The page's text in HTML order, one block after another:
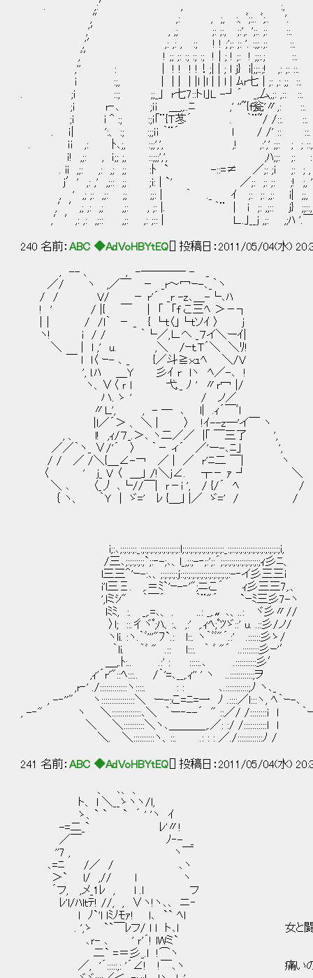
. ,:′ , :,
,″ ,: , ;, :、ﾞ;:.. ﾞ;.. '.
,'′ , ,; ;: ;:, ;:',. ';:. ;: ::.
,'′ ,: ,: , :; ! ! ;';: ;: '. :;;..;: ::.
,ﾞ′ ! ;; ;: :; :; :; ! | ; ! ;: ! ;;:.; ::.
,'' : | ! ! ! !！;| | ; l j} i|;;:.;! ,: ;: ::.
i :;, | | | | |l |l | | l | ﾑr七 | ;: ,: ;; ::.
. ;i ::; ;;_｣ r七7::トl｣L -┘´ _,厶,;: ,:: ::.
;i r‐､ ;ｉｉ ＿,,..ﾆ ,' ''~{f瓮'〃
;i i ^ :; :;ｉ｢¨{Ｔ苳´ . ｀¨~/ /::. ::.
. ｉ| ':、 :; :;;ｉｉ ｀¨´ l / /' :: ::.
. ｉｉ ,: ﾄ､;, :;;',', ,! ,:',' ;;: ; ; ::, ……や
ｉ! ,;: , ｉ;; ;, ::;;;',', ,ﾊ;;: ;:
. ii ,;: ,: ,; ;; :ﾄ ` -::=≠ ／;: ;i ;: ; ,
j′' ,: ,' ,;:: ;; ;i: | `' ／;: ;: ;: ;! ;, ', ::
, ' ,; ;: ,;: ;; ;;: | ｀ ._ ｲ ;: ;: ,;: i| ;;, ',
,′′,; ,: ,; ,;: , ;: |. ｀¨ | ｉ ;: ,;:: j} ;;::, ',
,′′,: ,: ,;:: ,;: ,: ;:: | Ｌ..｣__j ,;: ,;ﾊ '.￣}
240 名前： ABC ◆AdVoHBYtEQ [] 投稿日：2011/05/04(水)
, -- 、 , -―――― - _
／/ ヽ ,／￣ － _r～冖ｰ-､_｀ヽ
/ / V/ － r'´ _r -z､＿-└､ﾊ
! ' / |{ ￣ | 「 「f こ三ﾍ ＞－┐
|｜ / /l｀ － _ { └ｔ〈」└ｔソｲ 〉 j
ヽ! i / / ｀└／,∟ヘ _７イ＼ーｲ|
＼ | l ,' u. ,＼ /ｰｔ.T´＼ ＼ﾘ!
￣ l l〈 ｰ- ､ _ {／斗≧ｘｭﾍ ＼/V
', l.ﾊ ＿Y 彡ｲ r lヽ ﾍ／-､ ! （麻呂さん
ヽ、∨〈 ｒ l 弋._ ﾉ ' 〃ｒ冖 |/
ハ. ゝ ' / ノ／ カナが時間
〃Ｌ', , - ― ､ l| .ｨ´￣ﾞl やらない夫さん
|l／´＞ 、 ＼ | 〉 !ｲ--z―'イ￣ ヽ
, 、 l! ,ｨ/７_.＞､ ヽ二／／ |｢ ￣三了 ',
／／｀ヽ_ ∨/'´ 〉 ｀－ ィ´ ／'ー-､ﾆ｣ ',
/ / ／ /＼{＿∠-￢ ／ | ／ r'ﾆ二 ￣| ヽ
〈 ' j_ V 〈 ＿」 /!＼j∠. ┬－ ｧ ┘ ＼
＼ ､ 〈_丿 ､└//￣| ｒ－i ', / {/´ ﾍ /
｛ ヽ、 ｀Ｙ | ゞ=' ﾚ {＿｣ |／ ゞ=' / /
i;:､;:;:;:;:_:;:;:;:;:;:;:;:;:;:l;:;:;:;:;:;:;:;:;:;:_:;::;:;:;:;:;:;:;:;:;:;:;i,
/三､;:;:;:;:;`;:‐-;､、l_,;:;-‐;:';:´;:;:;:;:;:;:;:;:;:;ｨ彡ﾆ、
l三三＾'ｰ-:､、;:;:;:;:j::;:;:;:;:;:;:;:;:;:;:;:-‐イ彡三三i
i'l三Ξ. ,.＝ﾐ`'ｰ-‐'";ニこ´ ｨ彡三三7,.、
',lミｼ" ｀￣´ ｀¨"´ `ｰﾐ三彡7-ヽ
lﾐﾐ, :. _,.=､、 . ..: _,.〟､、..: ヾ彡〃//
〉l; ::.彳ヾﾟ;ﾊ、:、 ,:' ,.ｨﾍ;ﾟﾂゞ::' u. .::
ヽli. :ヽ.｀ﾞ'''"ﾌ`.: l::. ヽ｀ﾞﾞ"´.:' .::::::彡ゝ/
｀li. ｀ﾞ " .:: l:::. ｀ ﾞ "´ ..::::::::彡ｰ'′
＿,.ﾄ:.. .:' : :::::.､ .::::::::::彡′
,ｨ'´r'"::ﾍ:::.. /｀'=､__,.ｨ'' ' ヽ ..:::::::::::;ヲ
,r‐' ./:::::::::::::ヽ::::. : : ､.:::::::::::;ﾉ ヽ､_
, -‐''" ヽ::::::::::::::::＼ ー-:こ=ﾆ=一 ﾉ .::::／l:::ヽ, ﾍ｀ｰ-､
, -‐" ヽ ＼::::::::::::::､＼ ｀ー‐--´ " ::／/ /::::::::i l ｀
＼ ＼::::::::::＼ヽ､＿＿＿_,.／: :/ /:::::::::::l ｌ
＼. ＼::::::::::ヽ、::. .: : : ／./::::::::::::ﾉ /
241 名前： ABC ◆AdVoHBYtEQ [] 投稿日：2011/05/04(水)
、 ､、 、
ト、 l ＼__ゝヽヽ/l,
ゝ、` ` ` ´ ' 'ヽ ｲ
-=二_` ﾚ'〃!
／￣ ﾉ‐- _
''7 , ヽ￣
､=ﾆ /／ / ､ヽ
＞` l/ ,// l ヽ
´フ, ,メ_1ﾚ , l .l フ
ﾚ'l/ﾊlｔﾃ! //, , ∨ヽ!ヽ､､ ニ‐
l ﾉ`'l lﾐﾉﾓｧ! l､ `` ﾍl
. ',ゝ ``￣ﾚフ/ l l ト､l 女と闘う趣味は無
､ｒ- ､ ' ｒ'´! lWミ`
二` =＝彡_.l !⌒ヽ
／, '´:::::,: '´∠! !￣､ヽ 痛いの覚悟しても